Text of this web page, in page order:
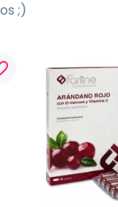
;)